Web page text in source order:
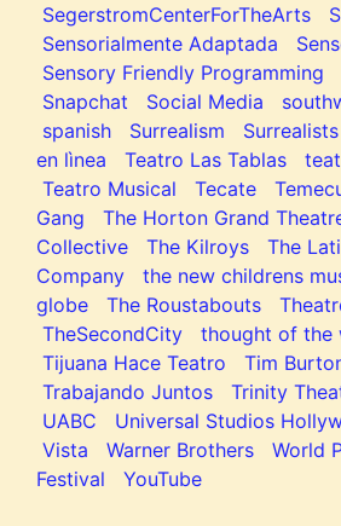
SegerstromCenterForTheArts
Sensorialmente Adaptada
Sensory Friendly Programming
Snapchat
Social Media
spanish
Surrealism Surrealists
en lìnea
Teatro Las Tablas
Teatro Musical
Tecate
Gang
The Horton Grand
Collective
The Kilroys
The
Company
the new childrens
globe
The Roustabouts
TheSecondCity
thought of the
Tijuana Hace Teatro
Tim
Trabajando Juntos
Trinity
UABC
Universal Studios
Vista
Warner Brothers World
Festival
YouTube